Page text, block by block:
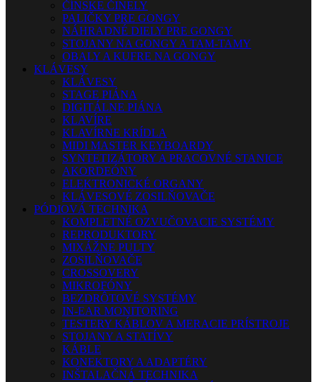
ČÍNSKE ČINELY
PALIČKY PRE GONGY
NÁHRADNÉ DIELY PRE GONGY
STOJANY NA GONGY A TAM-TAMY
OBALY A KUFRE NA GONGY
KLÁVESY
KLÁVESY
STAGE PIÁNA
DIGITÁLNE PIÁNA
KLAVÍRE
KLAVÍRNE KRÍDLA
MIDI MASTER KEYBOARDY
SYNTETIZÁTORY A PRACOVNÉ STANICE
AKORDEÓNY
ELEKTRONICKÉ ORGANY
KLÁVESOVÉ ZOSILŇOVAČE
PÓDIOVÁ TECHNIKA
KOMPLETNÉ OZVUČOVACIE SYSTÉMY
REPRODUKTORY
MIXÁŽNE PULTY
ZOSILŇOVAČE
CROSSOVERY
MIKROFÓNY
BEZDRÔTOVÉ SYSTÉMY
IN-EAR MONITORING
TESTERY KÁBLOV A MERACIE PRÍSTROJE
STOJANY A STATÍVY
KÁBLE
KONEKTORY A ADAPTÉRY
INŠTALAČNÁ TECHNIKA